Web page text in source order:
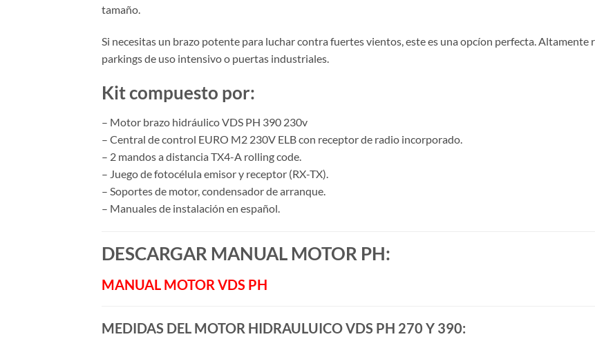
tamaño.
Si necesitas un brazo potente para luchar contra fuertes vientos, este es una opcíon perfecta.
parkings de uso intensivo o puertas industriales.
Kit compuesto por:
– Motor brazo hidráulico VDS PH 390 230v
– Central de control EURO M2 230V ELB con receptor de radio incorporado.
– 2 mandos a distancia TX4-A rolling code.
– Juego de fotocélula emisor y receptor (RX-TX).
– Soportes de motor, condensador de arranque.
– Manuales de instalación en español.
DESCARGAR MANUAL MOTOR PH:
MANUAL MOTOR VDS PH
MEDIDAS DEL MOTOR HIDRAULUICO VDS PH 270 Y 390: